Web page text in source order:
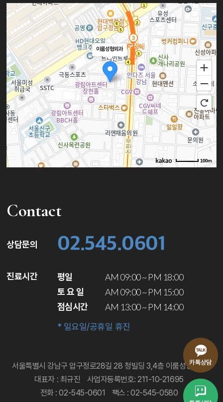
이룸성형외과
100m
Contact
상담문의 02.545.0601
진료시간 평일 AM 09:00 ~ PM 18:00
토 요 일 AM 09:00 ~ PM 15:00
점심시간 AM 13:00 ~ PM 14:00
* 일요일/공휴일 휴진
서울특별시 강남구 압구정로28길 28 청빌딩 3,4층 이룸성형외과
대표자 : 최규진
사업자등록번호: 211-10-21695
전화 : 02-545-0601
팩스 : 02-545-0580